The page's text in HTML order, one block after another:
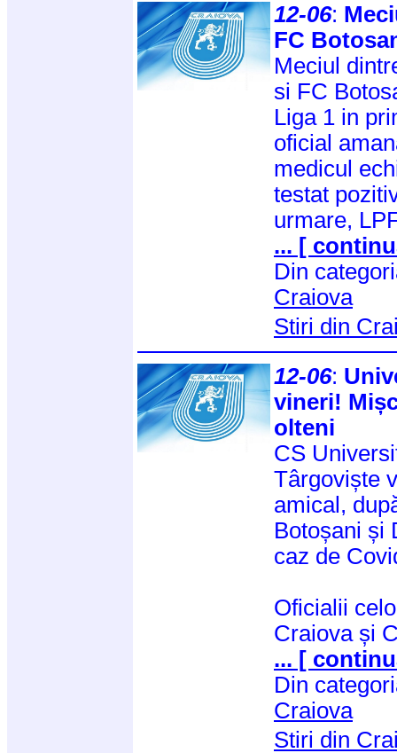
12-06:
FC
Meciul
si FC
Liga 1 in
oficial
medicul
testat
urmare,
... [
Din
Craiova
Stiri din
12-06:
vineri!
olteni
CS
Târgoviște
amical,
Botoșani și
caz de
Oficialii
Craiova și
... [
Din
Craiova
Stiri din